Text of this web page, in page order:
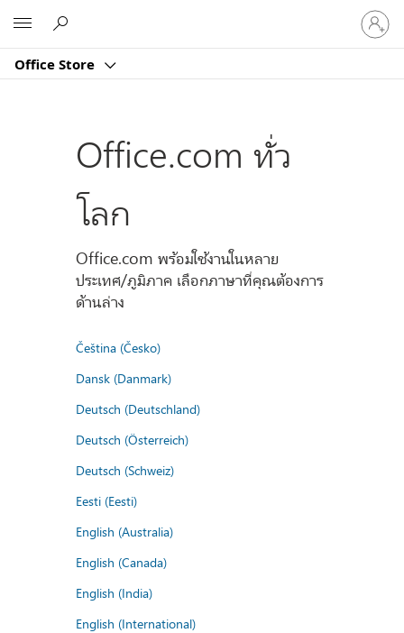
Office Store
ลงชื่อ
เข้า
บัญชี
Office.com ทั่ว
โลก
Office.com พร้อมใช้งานในหลาย
ประเทศ/ภูมิภาค เลือกภาษาที่คุณต้องการ
ด้านล่าง
Čeština (Česko)
Dansk (Danmark)
Deutsch (Deutschland)
Deutsch (Österreich)
Deutsch (Schweiz)
Eesti (Eesti)
English (Australia)
English (Canada)
English (India)
English (International)